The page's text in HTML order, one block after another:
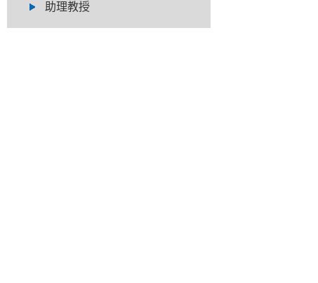
助理教授